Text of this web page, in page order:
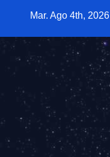
contenido
Mar. Ago 4th, 2026